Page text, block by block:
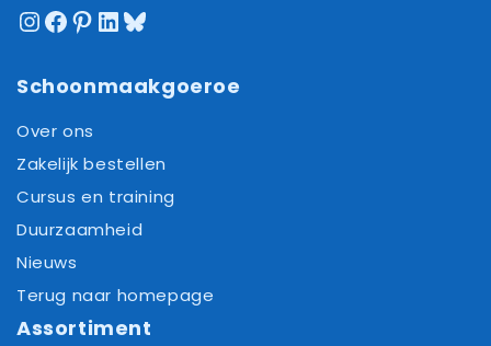
Instagram
Facebook
Pinterest
LinkedIn
Bluesky
Schoonmaakgoeroe
Over ons
Zakelijk bestellen
Cursus en training
Duurzaamheid
Nieuws
Terug naar homepage
Assortiment